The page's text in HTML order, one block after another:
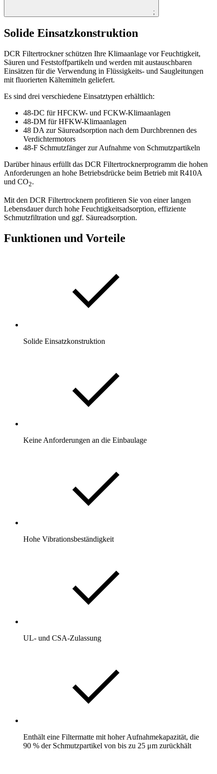
;
Solide Einsatzkonstruktion
DCR Filtertrockner schützen Ihre Klimaanlage vor Feuchtigkeit,
Säuren und Feststoffpartikeln und werden mit austauschbaren
Einsätzen für die Verwendung in Flüssigkeits- und Saugleitungen
mit fluorierten Kältemitteln geliefert.
Es sind drei verschiedene Einsatztypen erhältlich:
48-DC für HFCKW- und FCKW-Klimaanlagen
48-DM für HFKW-Klimaanlagen
48 DA zur Säureadsorption nach dem Durchbrennen des
Verdichtermotors
48-F Schmutzfänger zur Aufnahme von Schmutzpartikeln
Darüber hinaus erfüllt das DCR Filtertrocknerprogramm die hohen
Anforderungen an hohe Betriebsdrücke beim Betrieb mit R410A
und CO2.
Mit den DCR Filtertrocknern profitieren Sie von einer langen
Lebensdauer durch hohe Feuchtigkeitsadsorption, effiziente
Schmutzfiltration und ggf. Säureadsorption.
Funktionen und Vorteile
Solide Einsatzkonstruktion
Keine Anforderungen an die Einbaulage
Hohe Vibrationsbeständigkeit
UL- und CSA-Zulassung
Enthält eine Filtermatte mit hoher Aufnahmekapazität, die
90 % der Schmutzpartikel von bis zu 25 μm zurückhält